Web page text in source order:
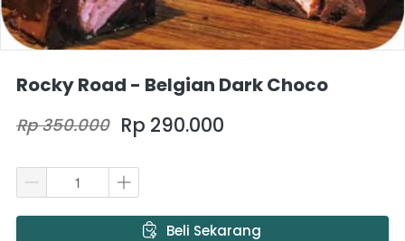
Rocky Road - Belgian Dark Choco
Rp 350.000 Rp 290.000
` Beli Sekarang